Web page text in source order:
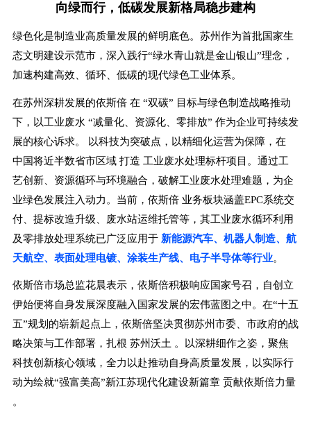
向绿而行，低碳发展新格局稳步建构
绿色化是制造业高质量发展的鲜明底色。苏州作为首批国家生
态文明建设示范市，深入践行“绿水青山就是金山银山”理念，
加速构建高效、循环、低碳的现代绿色工业体系。
在苏州深耕发展的依斯倍 在 “双碳” 目标与绿色制造战略推动
下，以工业废水 “减量化、资源化、零排放” 作为企业可持续发
展的核心诉求。
以科技为突破点，以精细化运营为保障，在
中国将近半数省市区域 打造 工业废水处理标杆项目。通过工
艺创新、资源循环与环境融合，破解工业废水处理难题，为企
业绿色发展注入动力。当前，依斯倍 业务板块涵盖EPC系统交
付、提标改造升级、废水站运维托管等，其工业废水循环利用
及零排放处理系统已广泛应用于 新能源汽车、机器人制造、航
天航空、表面处理电镀、涂装生产线、电子半导体等行业。
依斯倍市场总监花晨表示，依斯倍积极响应国家号召，自创立
伊始便将自身发展深度融入国家发展的宏伟蓝图之中。在“十五
五”规划的崭新起点上，依斯倍坚决贯彻苏州市委、市政府的战
略决策与工作部署，扎根 苏州沃土 。以深耕细作之姿，聚焦
科技创新核心领域，全力以赴推动自身高质量发展，以实际行
动为绘就“强富美高”新江苏现代化建设新篇章 贡献依斯倍力量
。